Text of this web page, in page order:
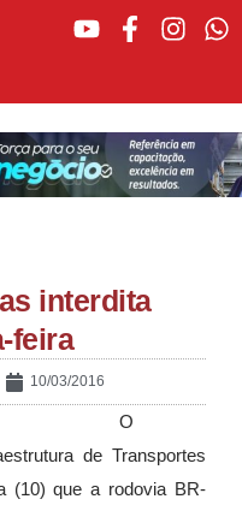
interdita
feira
10/03/2016
O
de Transportes
(10) que a rodovia BR-